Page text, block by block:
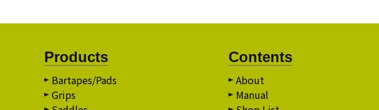
Products
Bartapes/Pads
Grips
Contents
About
Manual